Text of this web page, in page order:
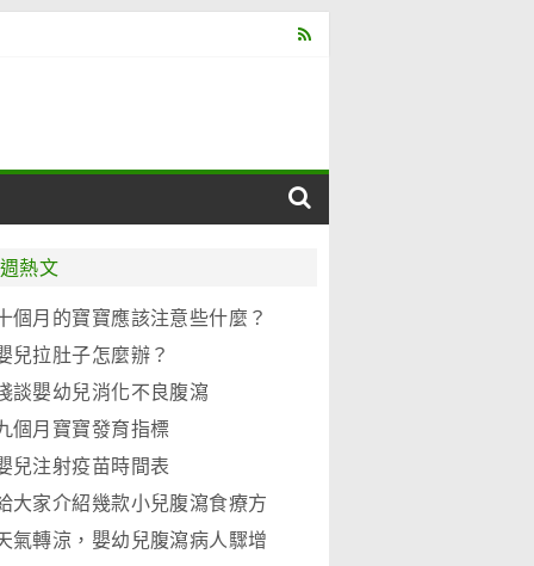
熱文
個月的寶寶應該注意些什麼？
兒拉肚子怎麼辦？
談嬰幼兒消化不良腹瀉
個月寶寶發育指標
兒注射疫苗時間表
大家介紹幾款小兒腹瀉食療方
氣轉涼，嬰幼兒腹瀉病人驟增